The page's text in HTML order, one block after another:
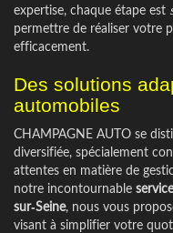
expertise, chaque étape est
permettre de réaliser votre
efficacement.
Des solutions
automobiles
CHAMPAGNE AUTO se
diversifiée, spécialement
attentes en matière de
notre incontournable
sur-Seine, nous vous
visant à simplifier votre